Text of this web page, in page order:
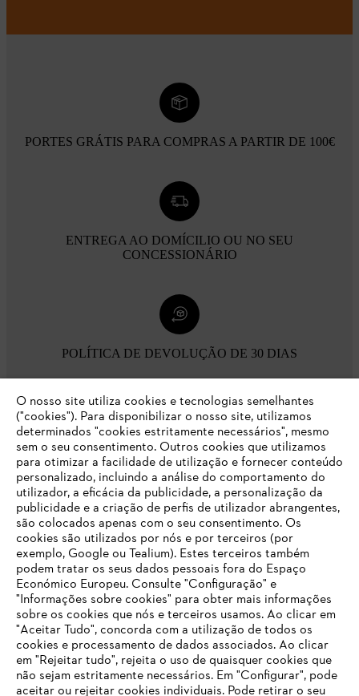
PORTES GRÁTIS PARA COMPRAS A PARTIR DE 100€
ENTREGA AO DOMÍCILIO OU NO SEU
CONCESSIONÁRIO
POLÍTICA DE DEVOLUÇÃO DE 30 DIAS
Opções de pagamento
Empresa
FAQs Loja Online
Contacto
O SEU NAVEGADOR NÃO SUPORTA
ESTE WEBSITE
Está utilizar um navegador que ainda não suportamos. Para
O nosso site utiliza cookies e tecnologias semelhantes
("cookies"). Para disponibilizar o nosso site, utilizamos
determinados "cookies estritamente necessários", mesmo
sem o seu consentimento. Outros cookies que utilizamos
para otimizar a facilidade de utilização e fornecer conteúdo
personalizado, incluindo a análise do comportamento do
utilizador, a eficácia da publicidade, a personalização da
publicidade e a criação de perfis de utilizador abrangentes,
são colocados apenas com o seu consentimento. Os
cookies são utilizados por nós e por terceiros (por
exemplo, Google ou Tealium). Estes terceiros também
podem tratar os seus dados pessoais fora do Espaço
Económico Europeu. Consulte "Configuração" e
"Informações sobre cookies" para obter mais informações
sobre os cookies que nós e terceiros usamos. Ao clicar em
"Aceitar Tudo", concorda com a utilização de todos os
cookies e processamento de dados associados. Ao clicar
em "Rejeitar tudo", rejeita o uso de quaisquer cookies que
não sejam estritamente necessários. Em "Configurar", pode
aceitar ou rejeitar cookies individuais. Pode retirar o seu